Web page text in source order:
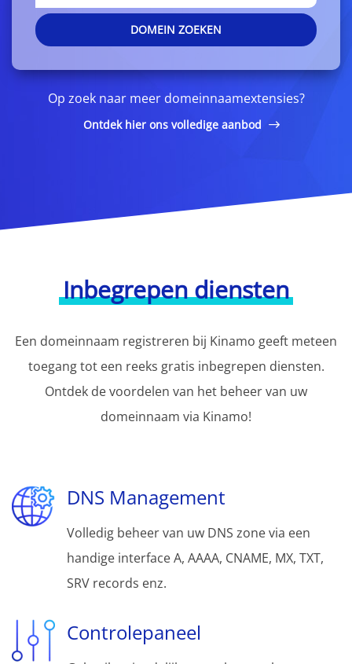
DOMEIN ZOEKEN
Op zoek naar meer domeinnaamextensies?
Ontdek hier ons volledige aanbod
Inbegrepen diensten
Een domeinnaam registreren bij Kinamo geeft meteen
toegang tot een reeks gratis inbegrepen diensten.
Ontdek de voordelen van het beheer van uw
domeinnaam via Kinamo!
DNS Management
Volledig beheer van uw DNS zone via een
handige interface A, AAAA, CNAME, MX, TXT,
SRV records enz.
Controlepaneel